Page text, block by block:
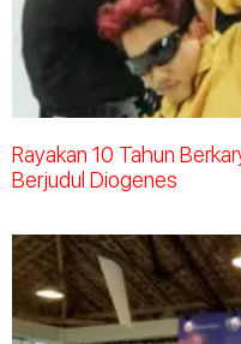
Rayakan 10 Tahun
Berjudul Diogenes